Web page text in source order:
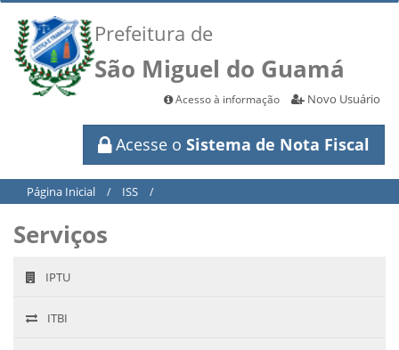
Prefeitura de
São Miguel do Guamá
Acesso à informação Novo Usuário
Acesse o Sistema de Nota Fiscal
Página Inicial / ISS /
Serviços
IPTU
ITBI